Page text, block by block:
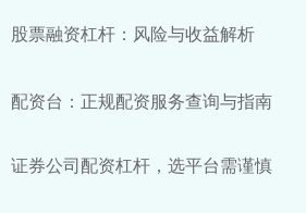
股票融资杠杆：风险与收益解析
配资台：正规配资服务查询与指南
证券公司配资杠杆，选平台需谨慎